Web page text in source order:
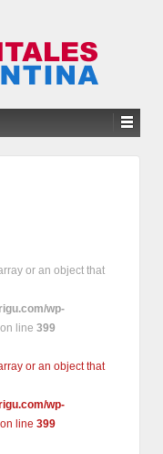
or an object that
wp-
on line 399
or an object that
wp-
on line 399